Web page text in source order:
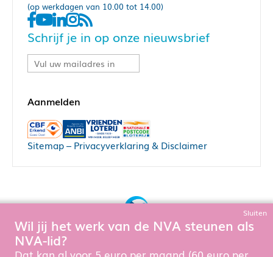
(op werkdagen van 10.00 tot 14.00)
Schrijf je in op onze nieuwsbrief
Sitemap– Privacyverklaring & Disclaimer
Om de website goed te laten functioneren en te verbeteren
Sluiten
Wil jij het werk van de NVA steunen als
NVA-lid?